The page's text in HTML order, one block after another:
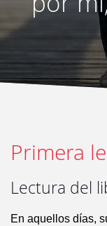
Primera
Lectura del
En aquellos días,